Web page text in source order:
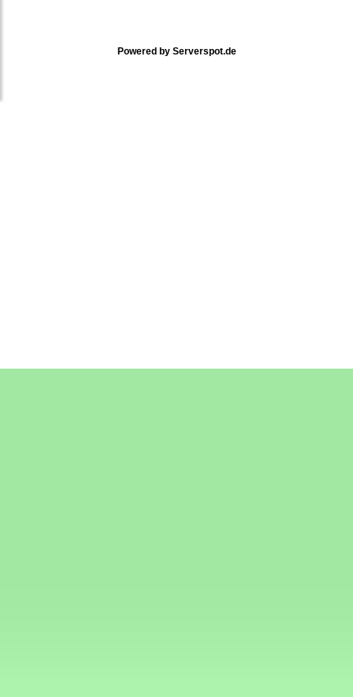
Powered by Serverspot.de